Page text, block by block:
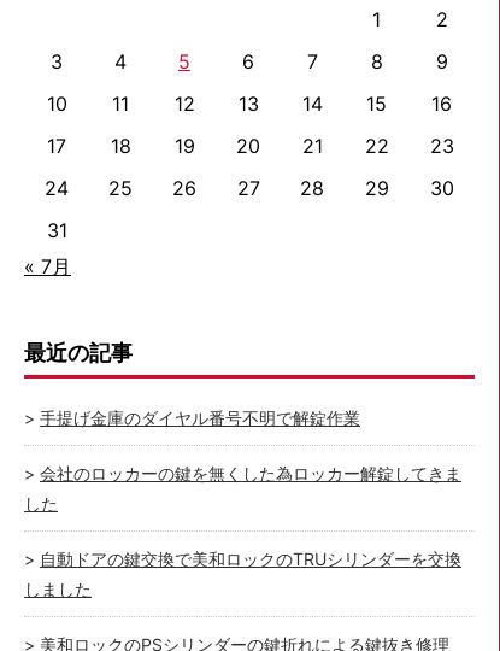
1
2
3
4 5 6 7 8
9
10
11 12 13 14 15
16
17
18 19 20 21 22
23
24
25 26 27 28 29
30
31
« 7月
最近の記事
手提げ金庫のダイヤル番号不明で解錠作業
会社のロッカーの鍵を無くした為ロッカー解錠してきま
した
自動ドアの鍵交換で美和ロックのTRUシリンダーを交換
しました
美和ロックのPSシリンダーの鍵折れによる鍵抜き修理